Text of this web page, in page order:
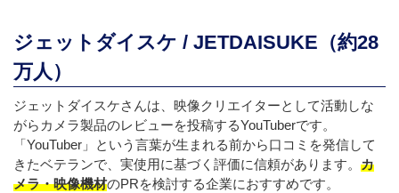
ジェットダイスケ / JETDAISUKE（約28
万人）
ジェットダイスケさんは、映像クリエイターとして活動しな
がらカメラ製品のレビューを投稿するYouTuberです。
「YouTuber」という言葉が生まれる前から口コミを発信して
きたベテランで、実使用に基づく評価に信頼があります。 カ
メラ・映像機材のPRを検討する企業におすすめです。